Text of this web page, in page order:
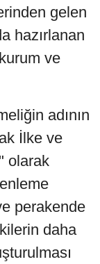
gelen
hazırlanan
ve
adının
İlke ve
olarak
perakende
daha